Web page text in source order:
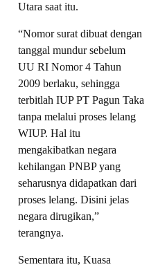
Utara saat itu.
“Nomor surat dibuat dengan
tanggal mundur sebelum
UU RI Nomor 4 Tahun
2009 berlaku, sehingga
terbitlah IUP PT Pagun Taka
tanpa melalui proses lelang
WIUP. Hal itu
mengakibatkan negara
kehilangan PNBP yang
seharusnya didapatkan dari
proses lelang. Disini jelas
negara dirugikan,”
terangnya.
Sementara itu, Kuasa